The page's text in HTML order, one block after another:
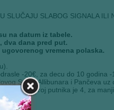
SLUČAJU SLABOG SIGNALA ILI
na datum iz tabele.
dva dana pred put.
vremena polaska.
-20€, za decu do 10 godina -
Sada, Allibunara i Pančeva uz
broj putnika je 4, za